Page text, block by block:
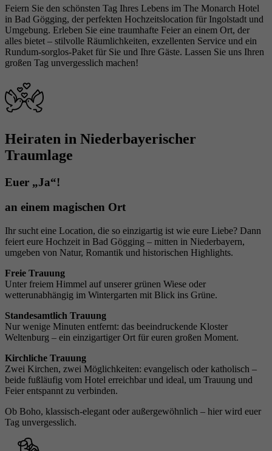
Feiern Sie den schönsten Tag Ihres Lebens im The Monarch Hotel
in Bad Gögging, der perfekten Hochzeitslocation für Ingolstadt und
Umgebung. Erleben Sie eine traumhafte Feier an einem Ort, der
alles bietet – stilvolle Räumlichkeiten, exzellenten Service und ein
Rundum-sorglos-Paket für Sie und Ihre Gäste. Lassen Sie uns Ihren
großen Tag unvergesslich machen!
Heiraten in Niederbayerischer
Traumlage
Euer „Ja“!
an einem magischen Ort
Ihr sucht eine Location, die so einzigartig ist wie eure Liebe? Dann
feiert eure Hochzeit in Bad Gögging – mitten in Niederbayern,
umgeben von Natur, Romantik und historischen Highlights.
Freie Trauung
Unter freiem Himmel auf unserer grünen Wiese oder
wetterunabhängig im Wintergarten mit Blick ins Grüne.
Standesamtlich Trauung
Nur wenige Minuten entfernt: das beeindruckende Kloster
Weltenburg – ein einzigartiger Ort für euren großen Moment.
Kirchliche Trauung
Zwei Kirchen, zwei Möglichkeiten: evangelisch oder katholisch –
beide fußläufig vom Hotel erreichbar und ideal, um Trauung und
Feier entspannt zu verbinden.
Ob Boho, klassisch-elegant oder außergewöhnlich – hier wird euer
Tag unvergesslich.
aus der sie stammen, und die Seiten in
anonymisierter Form.
Name _gcl_au
Anbieter
Zweck
Dieses Cookie wird von Google Analytics
Anbieter Google Tag Manager/Google Analytics
Laufzeit
Zweck
Google Tag manager/Google Analytics
Ergänzung zur Ermöglichung der Erfassung
von Nutzungsstatistik.
Zweck
und die Werbung zu messen und zu verbessern.
Der Cookie verfolgt auch das Verhalten des
Nutzers im gesamten Web auf Websites, die
Facebook-Pixel oder Facebook Social Plugins
aufweisen. Diese Cookies sind anonym - sie